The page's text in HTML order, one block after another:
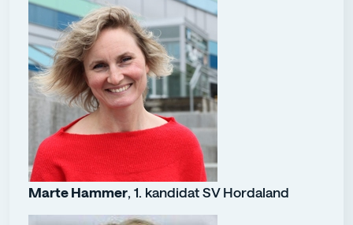
Marte Hammer, 1. kandidat SV Hordaland